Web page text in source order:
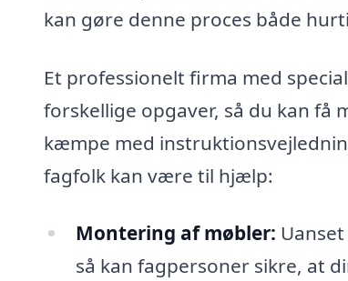
kan gøre denne proces både
Et professionelt firma med
forskellige opgaver, så du kan få
kæmpe med
fagfolk kan være til hjælp:
Montering af møbler:
så kan fagpersoner sikre, at